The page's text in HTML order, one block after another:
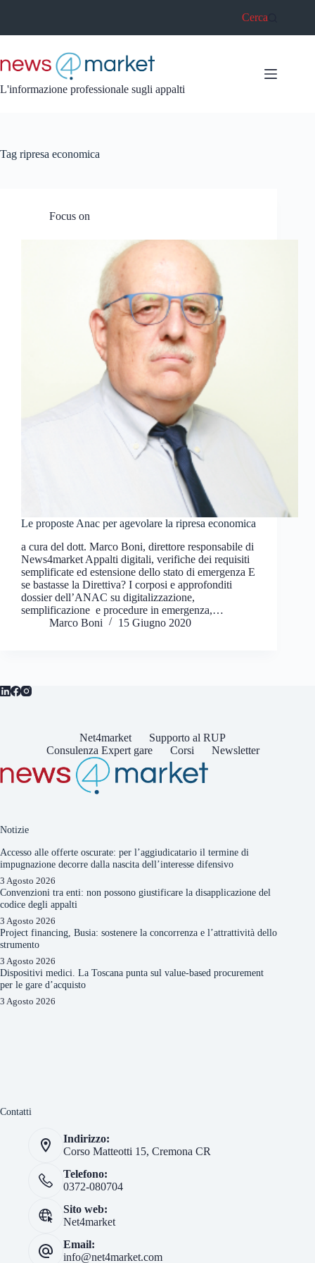
Cerca
L'informazione professionale sugli appalti
Tag ripresa economica
Focus on
Le proposte Anac per agevolare la ripresa economica
a cura del dott. Marco Boni, direttore responsabile di
News4market Appalti digitali, verifiche dei requisiti
semplificate ed estensione dello stato di emergenza E
se bastasse la Direttiva? I corposi e approfonditi
dossier dell’ANAC su digitalizzazione,
semplificazione e procedure in emergenza,…
Marco Boni
15 Giugno 2020
Net4market
Supporto al RUP
Consulenza Expert gare
Corsi Newsletter
Notizie
Accesso alle offerte oscurate: per l’aggiudicatario il termine di
impugnazione decorre dalla nascita dell’interesse difensivo
3 Agosto 2026
Convenzioni tra enti: non possono giustificare la disapplicazione del
codice degli appalti
3 Agosto 2026
Project financing, Busia: sostenere la concorrenza e l’attrattività dello
strumento
3 Agosto 2026
Dispositivi medici. La Toscana punta sul value-based procurement
per le gare d’acquisto
3 Agosto 2026
Contatti
Indirizzo:
Corso Matteotti 15, Cremona CR
Telefono:
0372-080704
Sito web:
Net4market
Email:
info@net4market.com